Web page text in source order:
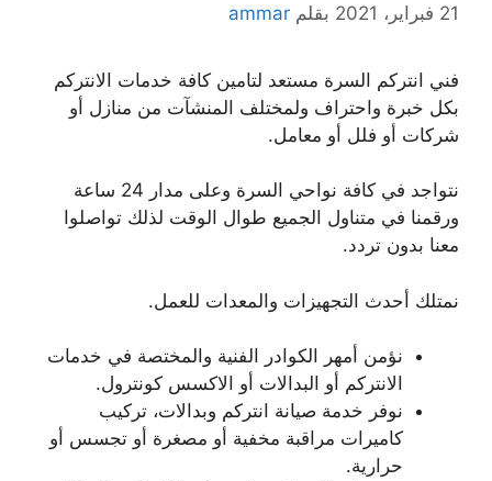
21 فبراير، 2021 بقلم ammar
فني انتركم السرة مستعد لتامين كافة خدمات الانتركم
بكل خبرة واحتراف ولمختلف المنشآت من منازل أو
شركات أو فلل أو معامل.
نتواجد في كافة نواحي السرة وعلى مدار 24 ساعة
ورقمنا في متناول الجميع طوال الوقت لذلك تواصلوا
معنا بدون تردد.
نمتلك أحدث التجهيزات والمعدات للعمل.
نؤمن أمهر الكوادر الفنية والمختصة في خدمات
الانتركم أو البدالات أو الاكسس كونترول.
نوفر خدمة صيانة انتركم وبدالات، تركيب
كاميرات مراقبة مخفية أو مصغرة أو تجسس أو
حرارية.